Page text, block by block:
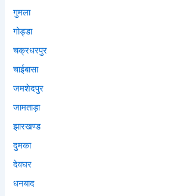
गुमला
गोड्डा
चक्रधरपुर
चाईबासा
जमशेदपुर
जामताड़ा
झारखण्ड
दुमका
देवघर
धनबाद